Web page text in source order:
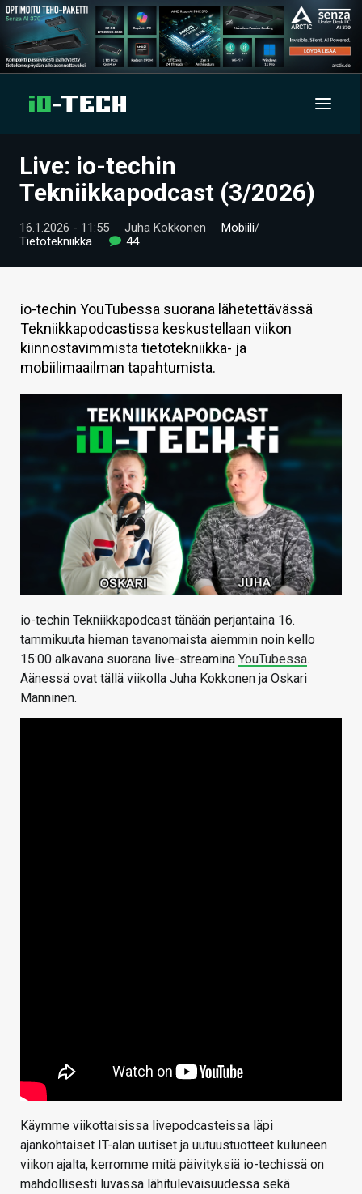
UUTISET
VIDEOT
TIETOA
HINTA.FI
Live: io-techin
Tekniikkapodcast (3/2026)
16.1.2026 - 11:55 Juha Kokkonen Mobiili/
Tietotekniikka
44
io-techin YouTubessa suorana lähetettävässä
Tekniikkapodcastissa keskustellaan viikon
kiinnostavimmista tietotekniikka- ja
mobiilimaailman tapahtumista.
io-techin Tekniikkapodcast tänään perjantaina 16.
tammikuuta hieman tavanomaista aiemmin noin kello
15:00 alkavana suorana live-streamina YouTubessa.
Äänessä ovat tällä viikolla Juha Kokkonen ja Oskari
Manninen.
Käymme viikottaisissa livepodcasteissa läpi
ajankohtaiset IT-alan uutiset ja uutuustuotteet kuluneen
viikon ajalta, kerromme mitä päivityksiä io-techissä on
mahdollisesti luvassa lähitulevaisuudessa sekä